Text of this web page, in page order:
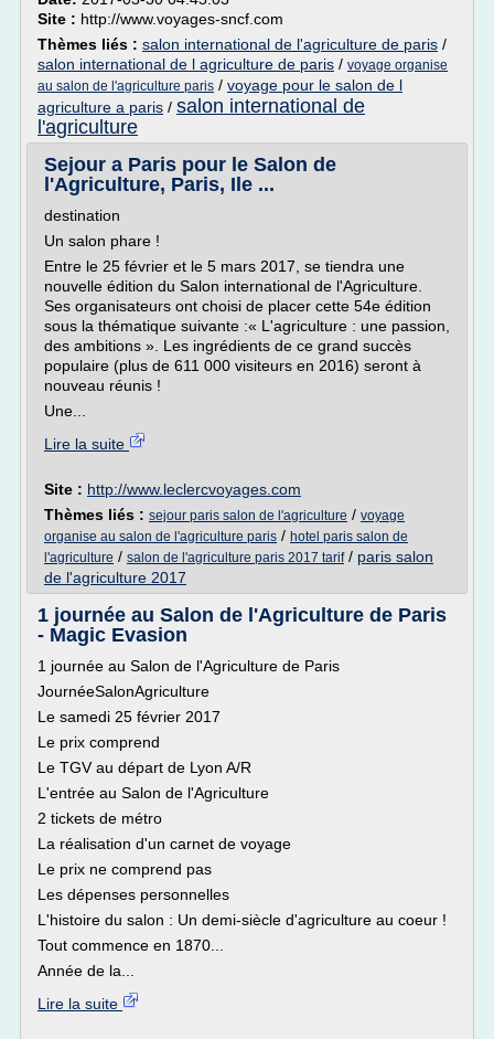
Site : http://www.voyages-sncf.com
Thèmes liés : salon international de l'agriculture de paris /
salon international de l agriculture de paris / voyage organise
au salon de l'agriculture paris / voyage pour le salon de l
agriculture a paris / salon international de
l'agriculture
Sejour a Paris pour le Salon de
l'Agriculture, Paris, Ile ...
destination
Un salon phare !
Entre le 25 février et le 5 mars 2017, se tiendra une
nouvelle édition du Salon international de l'Agriculture.
Ses organisateurs ont choisi de placer cette 54e édition
sous la thématique suivante :« L'agriculture : une passion,
des ambitions ». Les ingrédients de ce grand succès
populaire (plus de 611 000 visiteurs en 2016) seront à
nouveau réunis !
Une...
Lire la suite
Site : http://www.leclercvoyages.com
Thèmes liés : sejour paris salon de l'agriculture / voyage
organise au salon de l'agriculture paris / hotel paris salon de
l'agriculture / salon de l'agriculture paris 2017 tarif/ paris salon
de l'agriculture 2017
1 journée au Salon de l'Agriculture de Paris
- Magic Evasion
1 journée au Salon de l'Agriculture de Paris
JournéeSalonAgriculture
Le samedi 25 février 2017
Le prix comprend
Le TGV au départ de Lyon A/R
L'entrée au Salon de l'Agriculture
2 tickets de métro
La réalisation d'un carnet de voyage
Le prix ne comprend pas
Les dépenses personnelles
L'histoire du salon : Un demi-siècle d'agriculture au coeur !
Tout commence en 1870...
Année de la...
Lire la suite